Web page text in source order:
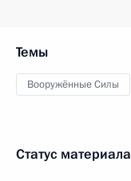
Темы
Вооружённые Силы
Статус материала